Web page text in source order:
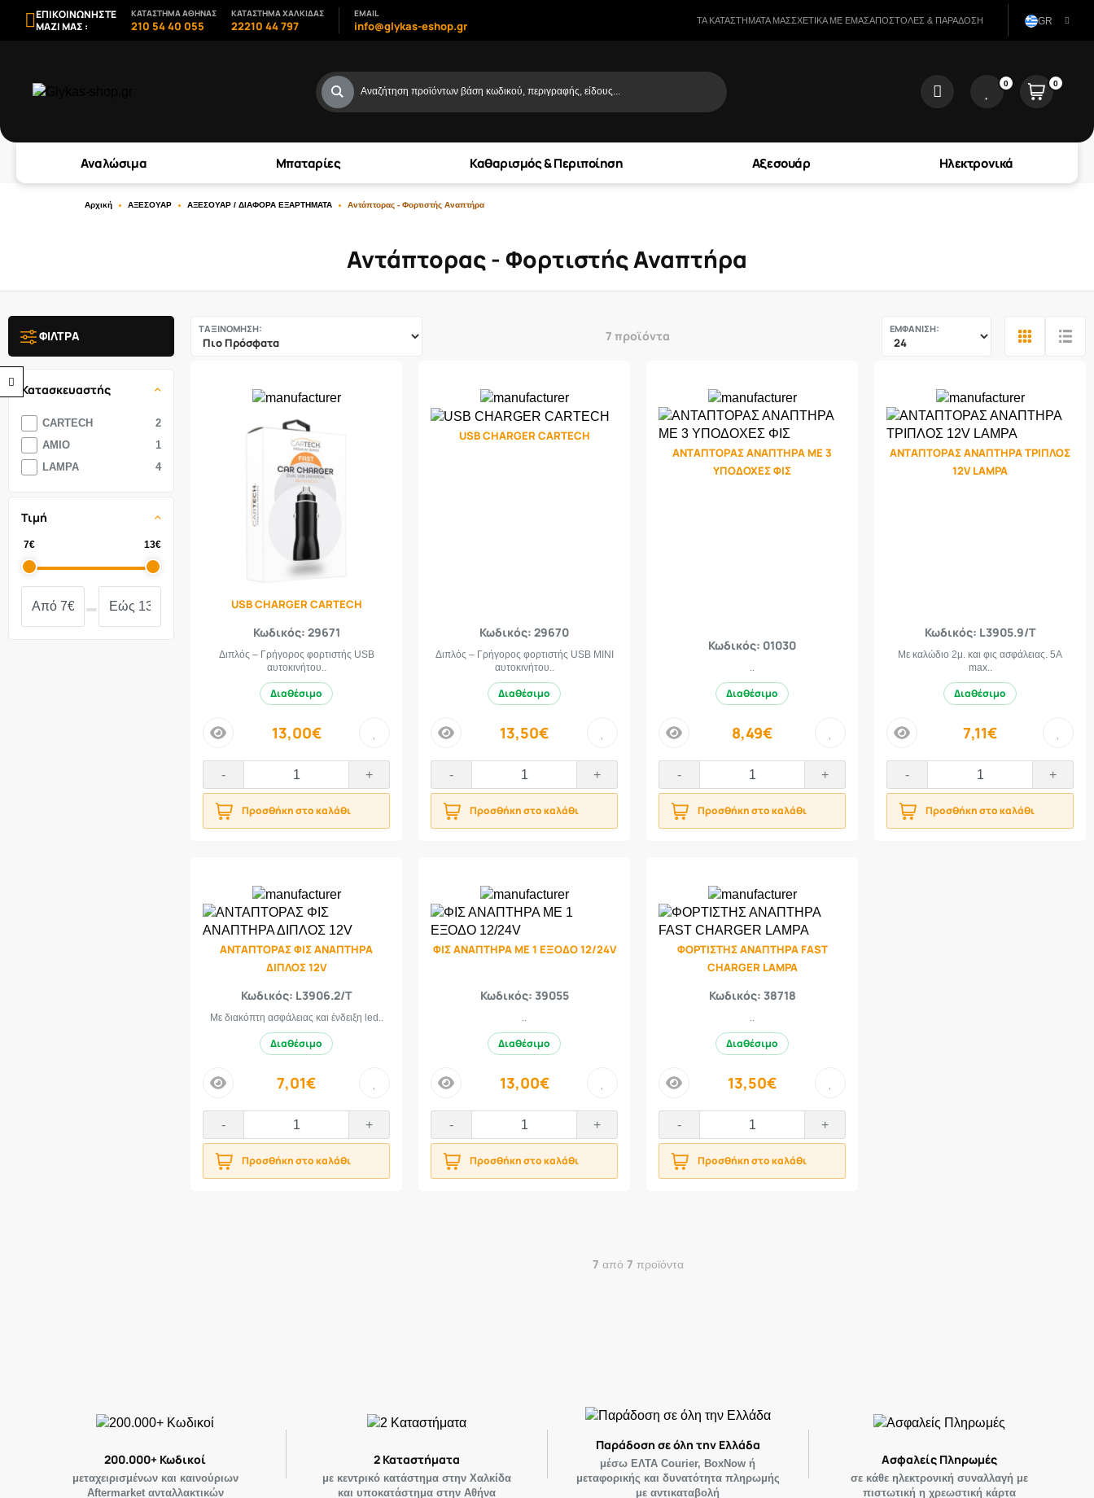
Προσβασιμότητα
ΕΠΙΚΟΙΝΩΝΗΣΤΕ
ΜΑΖΙ ΜΑΣ :
ΚΑΤΑΣΤΗΜΑ ΑΘΗΝΑΣ
210 54 40 055
ΚΑΤΑΣΤΗΜΑ ΧΑΛΚΙΔΑΣ
22210 44 797
EMAIL
info@glykas-eshop.gr ΤΑ ΚΑΤΑΣΤΉΜΑΤΑ ΜΑΣΣΧΕΤΙΚΆ ΜΕ ΕΜΆΣΑΠΟΣΤΟΛΈΣ & ΠΑΡΆΔΟΣΗ GR
Αναζήτηση προϊόντων βάση κωδικού, περιγραφής, είδους...
user wishlist
0 0
Αναλώσιμα Μπαταρίες Καθαρισμός & Περιποίηση Αξεσουάρ Ηλεκτρονικά
Αρχική ΑΞΕΣΟΥΑΡ ΑΞΕΣΟΥΑΡ / ΔΙΑΦΟΡΑ ΕΞΑΡΤΗΜΑΤΑ Αντάπτορας - Φορτιστής Αναπτήρα
Αντάπτορας - Φορτιστής Αναπτήρα
ΦΙΛΤΡΑ
Κατασκευαστής
CARTECH
2
AMIO
1
LAMPA
4
Τιμή
7€ 13€
-
ΤΑΞΙΝΟΜΗΣΗ: 7 προϊόντα ΕΜΦΑΝΙΣΗ:
USB CHARGER CARTECH
Κωδικός: 29671
Διπλός – Γρήγορος φορτιστής USB
αυτοκινήτου..
Διαθέσιμο
price 13,00€
- +
Προσθήκη στο καλάθι
USB CHARGER CARTECH
Κωδικός: 29670
Διπλός – Γρήγορος φορτιστής USB MINI
αυτοκινήτου..
Διαθέσιμο
price 13,50€
- +
Προσθήκη στο καλάθι
ΑΝΤΑΠΤΟΡΑΣ ΑΝΑΠΤΗΡΑ ΜΕ 3
ΥΠΟΔΟΧΕΣ ΦΙΣ
Κωδικός: 01030
..
Διαθέσιμο
price 8,49€
- +
Προσθήκη στο καλάθι
ΑΝΤΑΠΤΟΡΑΣ ΑΝΑΠΤΗΡΑ ΤΡΙΠΛΟΣ
12V LAMPA
Κωδικός: L3905.9/T
Με καλώδιο 2μ. και φις ασφάλειας. 5A
max..
Διαθέσιμο
price 7,11€
- +
Προσθήκη στο καλάθι
ΑΝΤΑΠΤΟΡΑΣ ΦΙΣ ΑΝΑΠΤΗΡΑ
ΔΙΠΛΟΣ 12V
Κωδικός: L3906.2/T
Με διακόπτη ασφάλειας και ένδειξη led..
Διαθέσιμο
price 7,01€
- +
Προσθήκη στο καλάθι
ΦΙΣ ΑΝΑΠΤΗΡΑ ΜΕ 1 ΕΞΟΔΟ 12/24V
Κωδικός: 39055
..
Διαθέσιμο
price 13,00€
- +
Προσθήκη στο καλάθι
ΦΟΡΤΙΣΤΗΣ ΑΝΑΠΤΗΡΑ FAST
CHARGER LAMPA
Κωδικός: 38718
..
Διαθέσιμο
price 13,50€
- +
Προσθήκη στο καλάθι
7 από 7 προϊόντα
200.000+ Κωδικοί
μεταχειρισμένων και καινούριων
Aftermarket ανταλλακτικών
2 Καταστήματα
με κεντρικό κατάστημα στην Χαλκίδα
και υποκατάστημα στην Αθήνα
Παράδοση σε όλη την Ελλάδα
μέσω ΕΛΤΑ Courier, BoxNow ή
μεταφορικής και δυνατότητα πληρωμής
με αντικαταβολή
Ασφαλείς Πληρωμές
σε κάθε ηλεκτρονική συναλλαγή με
πιστωτική η χρεωστική κάρτα